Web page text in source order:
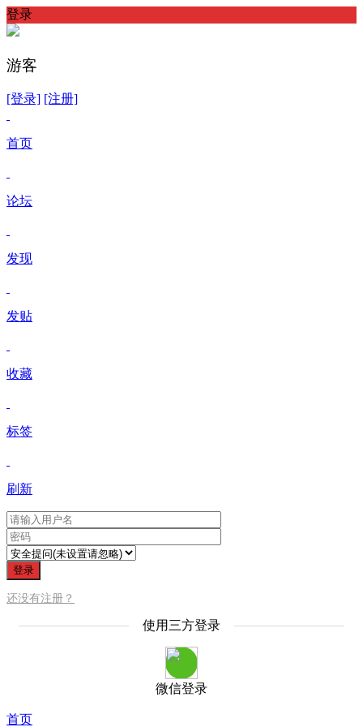
登录
游客
[登录] [注册]
首页
论坛
发现
发贴
收藏
标签
刷新
登录
还没有注册？
使用三方登录
微信登录
首页